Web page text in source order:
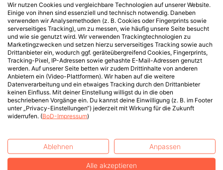
Wir nutzen Cookies und vergleichbare Technologien auf unserer Website.
Einige von ihnen sind essenziell und technisch notwendig. Daneben
verwenden wir Analysemethoden (z. B. Cookies oder Fingerprints sowie
serverseitiges Tracking), um zu messen, wie häufig unsere Seite besucht
und wie sie genutzt wird. Wir verwenden Trackingtechnologien zu
Marketingzwecken und setzen hierzu serverseitiges Tracking sowie auch
Drittanbieter ein, wodurch ggf. geräteübergreifend Cookies, Fingerprints,
Tracking-Pixel, IP-Adressen sowie gehashte E-Mail-Adressen genutzt
werden. Auf unserer Seite betten wir zudem Drittinhalte von anderen
Anbietern ein (Video-Plattformen). Wir haben auf die weitere
Datenverarbeitung und ein etwaiges Tracking durch den Drittanbieter
keinen Einfluss. Mit deiner Einstellung willigst du in die oben
beschriebenen Vorgänge ein. Du kannst deine Einwilligung (z. B. im Footer
unter „Privacy-Einstellungen“) jederzeit mit Wirkung für die Zukunft
widerrufen. (BoD-Impressum)
Ablehnen Anpassen
Alle akzeptieren